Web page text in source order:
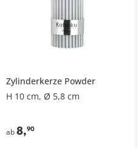
Zylinderkerze Powder
H 10 cm, Ø 5,8 cm
ab8,90